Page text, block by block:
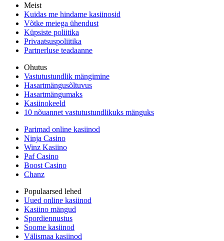
Meist
Kuidas me hindame kasiinosid
Võtke meiega ühendust
Küpsiste poliitika
Privaatsuspoliitika
Partnerluse teadaanne
Ohutus
Vastutustundlik mängimine
Hasartmängusõltuvus
Hasartmängumaks
Kasiinokeeld
10 nõuannet vastutustundlikuks mänguks
Parimad online kasiinod
Ninja Casino
Winz Kasiino
Paf Casino
Boost Casino
Chanz
Populaarsed lehed
Uued online kasiinod
Kasiino mängud
Spordiennustus
Soome kasiinod
Välismaa kasiinod